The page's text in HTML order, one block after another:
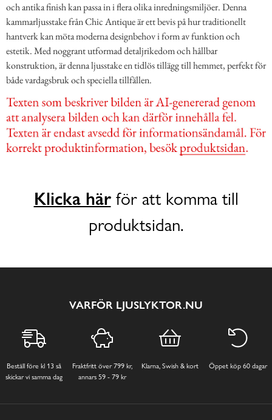
och antika finish kan passa in i flera olika inredningsmiljöer. Denna
kammarljusstake från Chic Antique är ett bevis på hur traditionellt
hantverk kan möta moderna designbehov i form av funktion och
estetik. Med noggrant utformad detaljrikedom och hållbar
konstruktion, är denna ljusstake en tidlös tillägg till hemmet, perfekt för
både vardagsbruk och speciella tillfällen.
Klicka härför att komma till
produktsidan.
VARFÖR LJUSLYKTOR.NU
Beställ före kl 13 så
skickar vi samma dag
Fraktfritt över 799 kr,
annars 59 - 79 kr
Klarna, Swish & kort Öppet köp 60 dagar